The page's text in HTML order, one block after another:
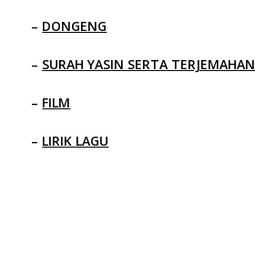
– DONGENG
– SURAH YASIN SERTA TERJEMAHAN
– FILM
– LIRIK LAGU